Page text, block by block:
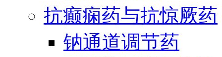
抗癫痫药与抗惊厥药
钠通道调节药